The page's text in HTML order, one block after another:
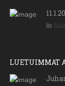
LUETUIMMAT